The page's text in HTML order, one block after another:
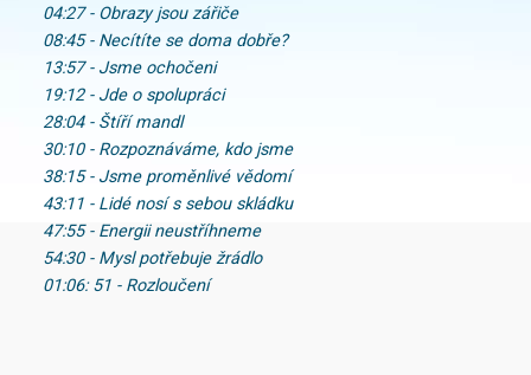
04:27 - Obrazy jsou zářiče
08:45 - Necítíte se doma dobře?
13:57 - Jsme ochočeni
19:12 - Jde o spolupráci
28:04 - Štíří mandl
30:10 - Rozpoznáváme, kdo jsme
38:15 - Jsme proměnlivé vědomí
43:11 - Lidé nosí s sebou skládku
47:55 - Energii neustříhneme
54:30 - Mysl potřebuje žrádlo
01:06: 51 - Rozloučení